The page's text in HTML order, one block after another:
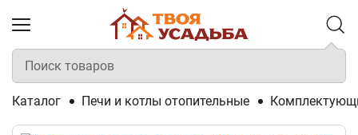
Каталог Печи и котлы отопительные